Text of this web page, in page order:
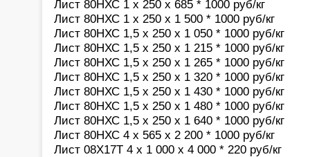
Лист 80НХС 1 х 250 х 685 * 1000 руб/кг
Лист 80НХС 1 х 250 х 1 500 * 1000 руб/кг
Лист 80НХС 1,5 х 250 х 1 050 * 1000 руб/кг
Лист 80НХС 1,5 х 250 х 1 215 * 1000 руб/кг
Лист 80НХС 1,5 х 250 х 1 265 * 1000 руб/кг
Лист 80НХС 1,5 х 250 х 1 320 * 1000 руб/кг
Лист 80НХС 1,5 х 250 х 1 430 * 1000 руб/кг
Лист 80НХС 1,5 х 250 х 1 480 * 1000 руб/кг
Лист 80НХС 1,5 х 250 х 1 640 * 1000 руб/кг
Лист 80НХС 4 х 565 х 2 200 * 1000 руб/кг
Лист 08Х17Т 4 х 1 000 х 4 000 * 220 руб/кг